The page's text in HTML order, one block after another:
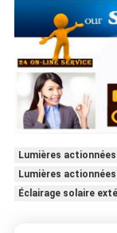
Lumières
Lumières
Éclairage solaire